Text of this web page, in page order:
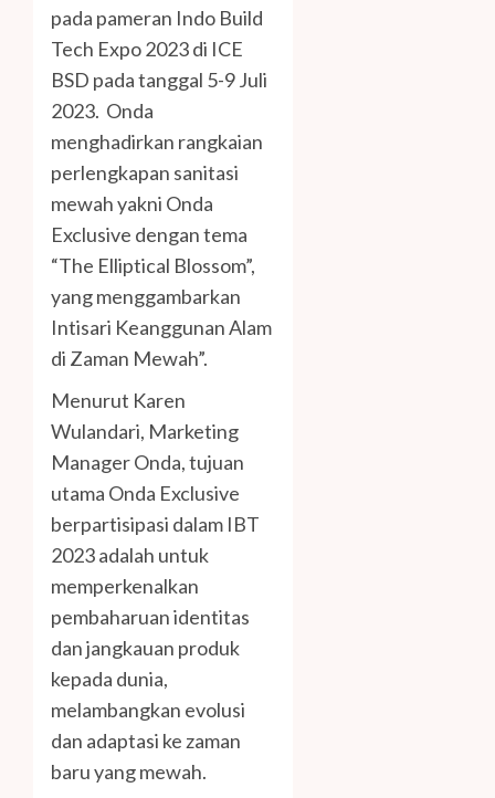
pada pameran Indo Build
Tech Expo 2023 di ICE
BSD pada tanggal 5-9 Juli
2023. Onda
menghadirkan rangkaian
perlengkapan sanitasi
mewah yakni Onda
Exclusive dengan tema
“The Elliptical Blossom”,
yang menggambarkan
Intisari Keanggunan Alam
di Zaman Mewah”.
Menurut Karen
Wulandari, Marketing
Manager Onda, tujuan
utama Onda Exclusive
berpartisipasi dalam IBT
2023 adalah untuk
memperkenalkan
pembaharuan identitas
dan jangkauan produk
kepada dunia,
melambangkan evolusi
dan adaptasi ke zaman
baru yang mewah.